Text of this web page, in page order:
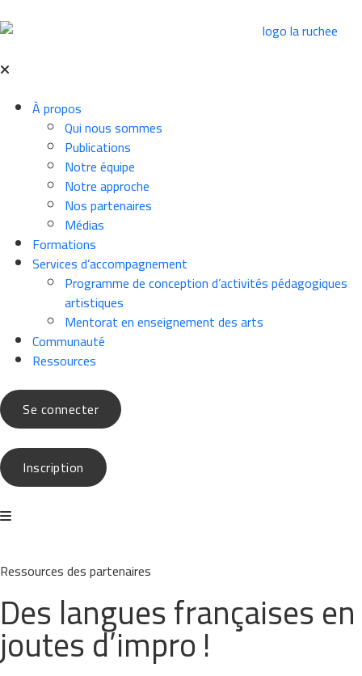
À propos
Qui nous sommes
Publications
Notre équipe
Notre approche
Nos partenaires
Médias
Formations
Services d’accompagnement
Programme de conception d’activités pédagogiques
artistiques
Mentorat en enseignement des arts
Communauté
Ressources
Se connecter
Inscription
Ressources despartenaires
Des langues françaises en
joutes d’impro !